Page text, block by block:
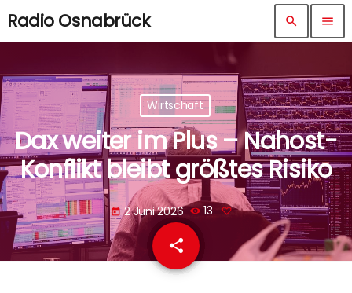
Radio Osnabrück search menu
Wirtschaft
Dax weiter im Plus – Nahost-
Konflikt bleibt größtes Risiko
today 2 Juni 2026 13
share
email